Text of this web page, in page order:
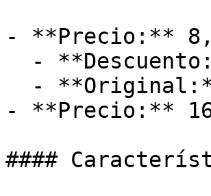
- **Precio:**
- **Precio:**
####